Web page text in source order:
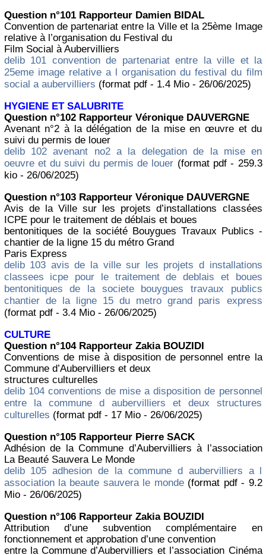
Question n°101 Rapporteur Damien BIDAL
Convention de partenariat entre la Ville et la 25ème Image
relative à l’organisation du Festival du
Film Social à Aubervilliers
delib 101 convention de partenariat entre la ville et la
25eme image relative a l organisation du festival du film
social a aubervilliers (format pdf - 1.4 Mio - 26/06/2025)
HYGIENE ET SALUBRITE
Question n°102 Rapporteur Véronique DAUVERGNE
Avenant n°2 à la délégation de la mise en œuvre et du
suivi du permis de louer
delib 102 avenant no2 a la delegation de la mise en
oeuvre et du suivi du permis de louer (format pdf - 259.3
kio - 26/06/2025)
Question n°103 Rapporteur Véronique DAUVERGNE
Avis de la Ville sur les projets d’installations classées
ICPE pour le traitement de déblais et boues
bentonitiques de la société Bouygues Travaux Publics -
chantier de la ligne 15 du métro Grand
Paris Express
delib 103 avis de la ville sur les projets d installations
classees icpe pour le traitement de deblais et boues
bentonitiques de la societe bouygues travaux publics
chantier de la ligne 15 du metro grand paris express
(format pdf - 3.4 Mio - 26/06/2025)
CULTURE
Question n°104 Rapporteur Zakia BOUZIDI
Conventions de mise à disposition de personnel entre la
Commune d’Aubervilliers et deux
structures culturelles
delib 104 conventions de mise a disposition de personnel
entre la commune d aubervilliers et deux structures
culturelles (format pdf - 17 Mio - 26/06/2025)
Question n°105 Rapporteur Pierre SACK
Adhésion de la Commune d’Aubervilliers à l’association
La Beauté Sauvera Le Monde
delib 105 adhesion de la commune d aubervilliers a l
association la beaute sauvera le monde(format pdf - 9.2
Mio - 26/06/2025)
Question n°106 Rapporteur Zakia BOUZIDI
Attribution d’une subvention complémentaire en
fonctionnement et approbation d’une convention
entre la Commune d’Aubervilliers et l’association Cinéma